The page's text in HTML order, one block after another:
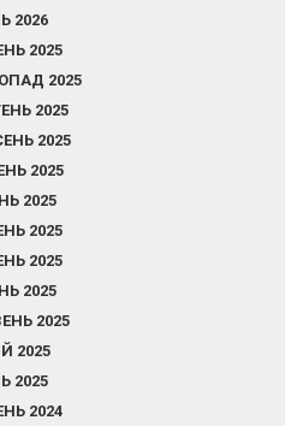
2026
2025
2025
2025
2025
2025
2025
2025
2025
2025
2025
2025
2025
2024